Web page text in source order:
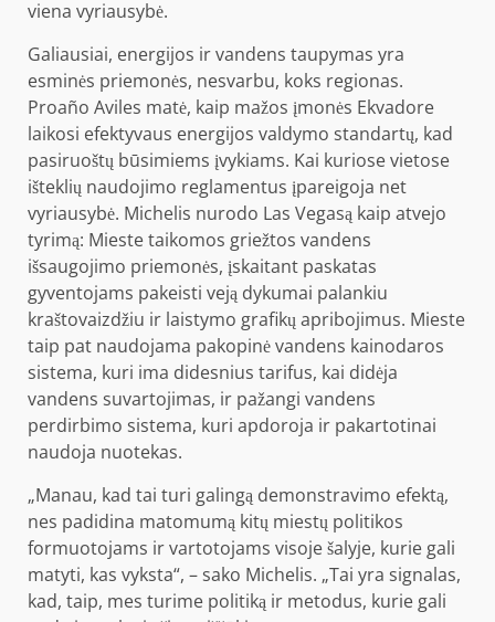
viena vyriausybė.
Galiausiai, energijos ir vandens taupymas yra
esminės priemonės, nesvarbu, koks regionas.
Proaño Aviles matė, kaip mažos įmonės Ekvadore
laikosi efektyvaus energijos valdymo standartų, kad
pasiruoštų būsimiems įvykiams. Kai kuriose vietose
išteklių naudojimo reglamentus įpareigoja net
vyriausybė. Michelis nurodo Las Vegasą kaip atvejo
tyrimą: Mieste taikomos griežtos vandens
išsaugojimo priemonės, įskaitant paskatas
gyventojams pakeisti veją dykumai palankiu
kraštovaizdžiu ir laistymo grafikų apribojimus. Mieste
taip pat naudojama pakopinė vandens kainodaros
sistema, kuri ima didesnius tarifus, kai didėja
vandens suvartojimas, ir pažangi vandens
perdirbimo sistema, kuri apdoroja ir pakartotinai
naudoja nuotekas.
„Manau, kad tai turi galingą demonstravimo efektą,
nes padidina matomumą kitų miestų politikos
formuotojams ir vartotojams visoje šalyje, kurie gali
matyti, kas vyksta“, – sako Michelis. „Tai yra signalas,
kad, taip, mes turime politiką ir metodus, kurie gali